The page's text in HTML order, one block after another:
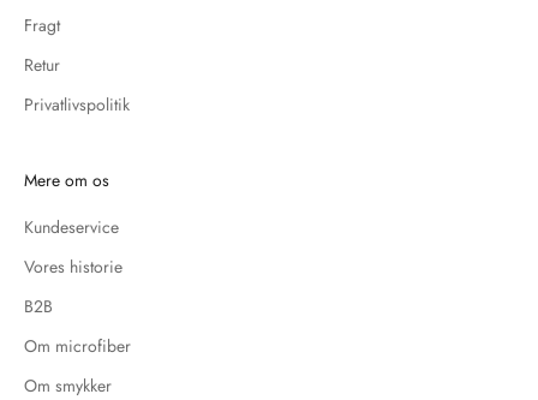
Fragt
Retur
Privatlivspolitik
Mere om os
Kundeservice
Vores historie
B2B
Om microfiber
Om smykker